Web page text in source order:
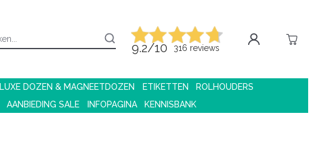
9.2/10 316 reviews
LUXE DOZEN & MAGNEETDOZEN ETIKETTEN
ROLHOUDERS
AANBIEDING SALE INFOPAGINA KENNISBANK